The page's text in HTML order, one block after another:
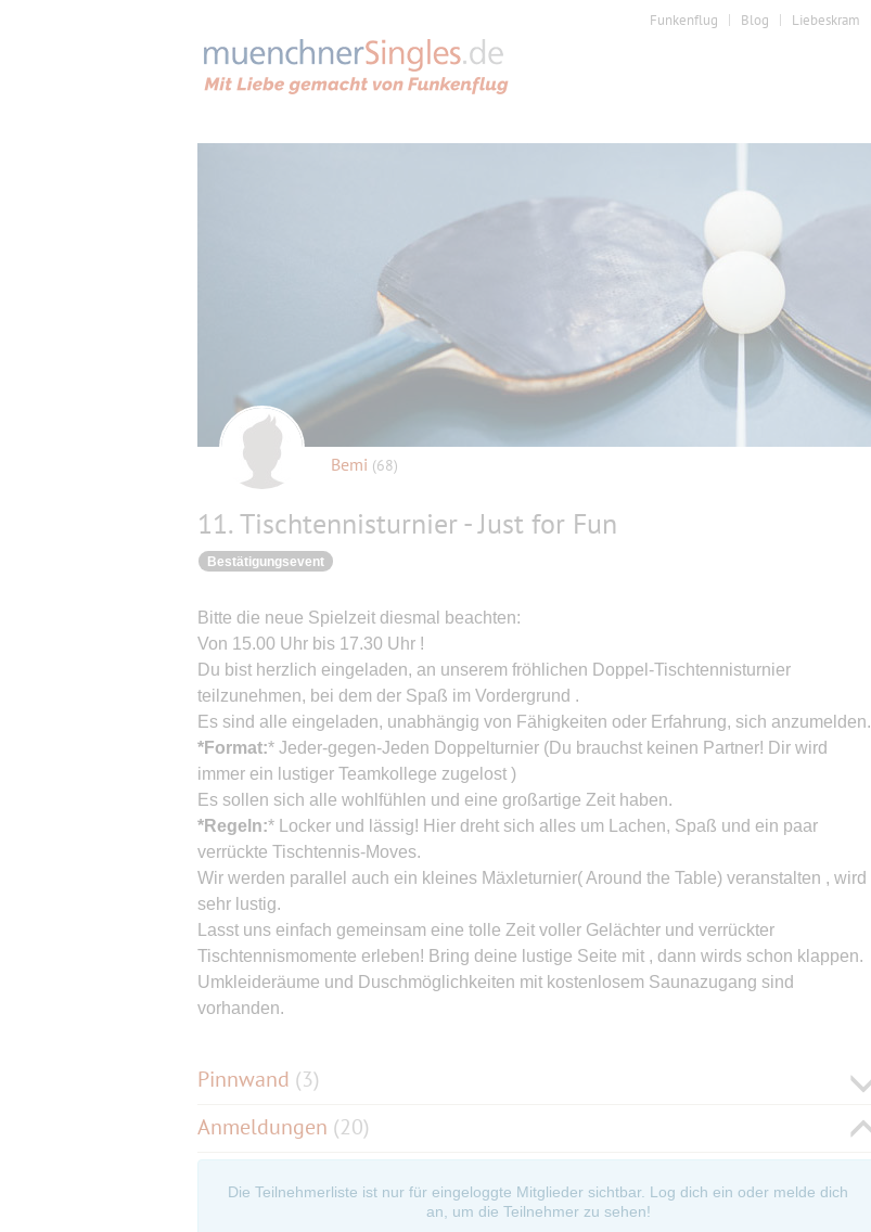
Funkenflug Blog Liebeskram
Bemi (68)
11. Tischtennisturnier - Just for Fun
Bestätigungsevent
Bitte die neue Spielzeit diesmal beachten:
Von 15.00 Uhr bis 17.30 Uhr !
Du bist herzlich eingeladen, an unserem fröhlichen Doppel-Tischtennisturnier
teilzunehmen, bei dem der Spaß im Vordergrund .
Es sind alle eingeladen, unabhängig von Fähigkeiten oder Erfahrung, sich anzumelden.
*Format:* Jeder-gegen-Jeden Doppelturnier (Du brauchst keinen Partner! Dir wird
immer ein lustiger Teamkollege zugelost )
Es sollen sich alle wohlfühlen und eine großartige Zeit haben.
*Regeln:* Locker und lässig! Hier dreht sich alles um Lachen, Spaß und ein paar
verrückte Tischtennis-Moves.
Wir werden parallel auch ein kleines Mäxleturnier( Around the Table) veranstalten , wird
sehr lustig.
Lasst uns einfach gemeinsam eine tolle Zeit voller Gelächter und verrückter
Tischtennismomente erleben! Bring deine lustige Seite mit , dann wirds schon klappen.
Umkleideräume und Duschmöglichkeiten mit kostenlosem Saunazugang sind
vorhanden.
Pinnwand (3)
Anmeldungen (20)
Die Teilnehmerliste ist nur für eingeloggte Mitglieder sichtbar. Log dich ein oder melde dich
an, um die Teilnehmer zu sehen!